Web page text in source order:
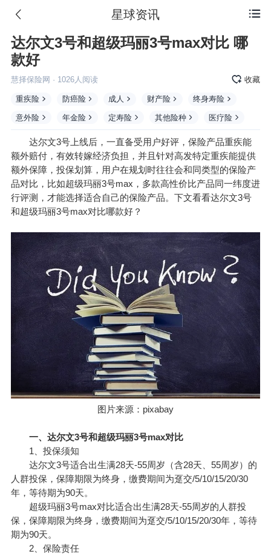
 星球资讯
达尔文3号和超级玛丽3号max对比 哪
款好
慧择保险网 · 1026人阅读 收藏
重疾险 防癌险 成人 财产险 终身寿险
意外险 年金险 定寿险 其他险种 医疗险
达尔文3号上线后，一直备受用户好评， 保险产品重疾能
额外赔付，有效转嫁经济负担，并且针对高发特定重疾能提供
额外保障，投保划算，用户在规划时往往会和同类型的保险产
品对比，比如超级玛丽3号max，多款高性价比产品同一纬度进
行评测，才能选择适合自己的保险产品。下文看看达尔文3号
和超级玛丽3号max对比哪款好？
图片来源：pixabay
一、达尔文3号和超级玛丽3号max对比
1、投保须知
达尔文3号适合出生满28天-55周岁（含28天、55周岁）的
人群投保，保障期限为终身，缴费期间为趸交/5/10/15/20/30
年，等待期为90天。
超级玛丽3号max对比适合出生满28天-55周岁的人群投
保，保障期限为终身，缴费期间为趸交/5/10/15/20/30年，等待
期为90天。
2、保险责任